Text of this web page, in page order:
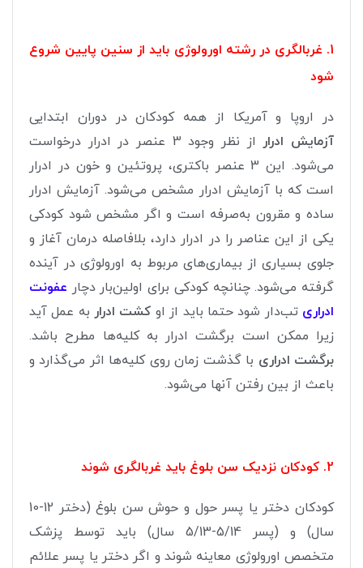
1. غربالگری در رشته اورولوژی باید از سنین پایین شروع
شود
در اروپا و آمریکا از همه کودکان در دوران ابتدایی
آزمایش ادرار
از نظر وجود 3 عنصر در ادرار درخواست
می‌شود. این 3 عنصر باکتری، پروتئین و خون در ادرار
است که با آزمایش ادرار مشخص می‌شود. آزمایش ادرار
ساده و مقرون به‌صرفه است و اگر مشخص شود کودکی
یکی از این عناصر را در ادرار دارد، بلافاصله درمان آغاز و
جلوی بسیاری از بیماری‌های مربوط به اورولوژی در آینده
گرفته می‌شود. چنانچه کودکی برای اولین‌بار دچار عفونت
ادراری تب‌دار شود حتما باید از او کشت ادرار به عمل آید
زیرا ممکن است برگشت ادرار به کلیه‌ها مطرح باشد.
برگشت ادراری با گذشت زمان روی کلیه‌ها اثر می‌گذارد و
باعث از بین رفتن آنها می‌شود.
2. کودکان نزدیک سن بلوغ باید غربالگری شوند
کودکان دختر یا پسر حول و حوش سن بلوغ (دختر 12-10
سال) و (پسر 5/14-5/13 سال) باید توسط پزشک
متخصص اورولوژی معاینه شوند و اگر دختر یا پسر علائم